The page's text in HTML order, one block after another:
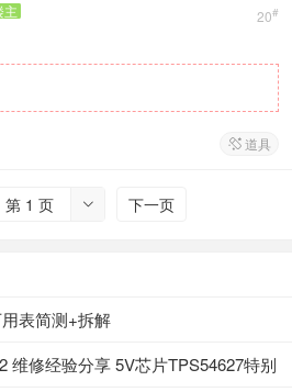
20#
主
 道具

第 1 页 下一页
表简测+拆解
维修经验分享 5V芯片TPS54627特别